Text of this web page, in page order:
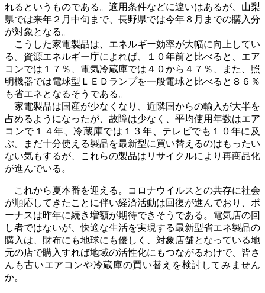
れるというものである。適用条件などに違いはあるが、山梨
県では来年２月中旬まで、長野県では今年８月までの購入分
が対象となる。
こうした家電製品は、エネルギー効率が大幅に向上してい
る。資源エネルギー庁によれば、１０年前と比べると、エア
コンでは１７％、電気冷蔵庫では４０から４７％、また、照
明機器では電球型ＬＥＤランプを一般電球と比べると８６％
も省エネとなるそうである。
家電製品は国産が少なくなり、近隣国からの輸入が大半を
占めるようになったが、故障は少なく、平均使用年数はエア
コンで１４年、冷蔵庫では１３年、テレビでも１０年に及
ぶ。まだ十分使える製品を最新型に買い替えるのはもったい
ない気もするが、これらの製品はリサイクルにより再商品化
が進んでいる。
これから夏本番を迎える。コロナウイルスとの共存に社会
が順応してきたことに伴い経済活動は回復が進んでおり、ボ
ーナスは昨年に続き増額が期待できそうである。電気店の回
し者ではないが、快適な生活を実現する最新型省エネ製品の
購入は、財布にも地球にも優しく、対象店舗となっている地
元の店で購入すれば地域の活性化にもつながるわけで、皆さ
んも古いエアコンや冷蔵庫の買い替えを検討してみません
か。